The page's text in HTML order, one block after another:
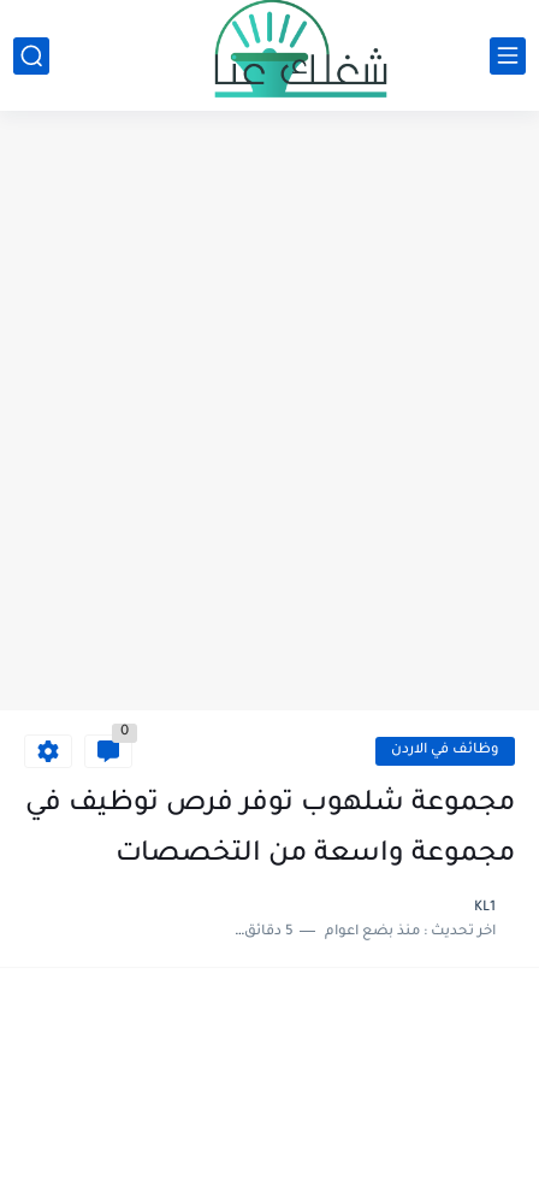
وظائف في الاردن
0
مجموعة شلهوب توفر فرص توظيف في
مجموعة واسعة من التخصصات
KL1
اخر تحديث :منذ بضع اعوام 5 دقائق للقراءة